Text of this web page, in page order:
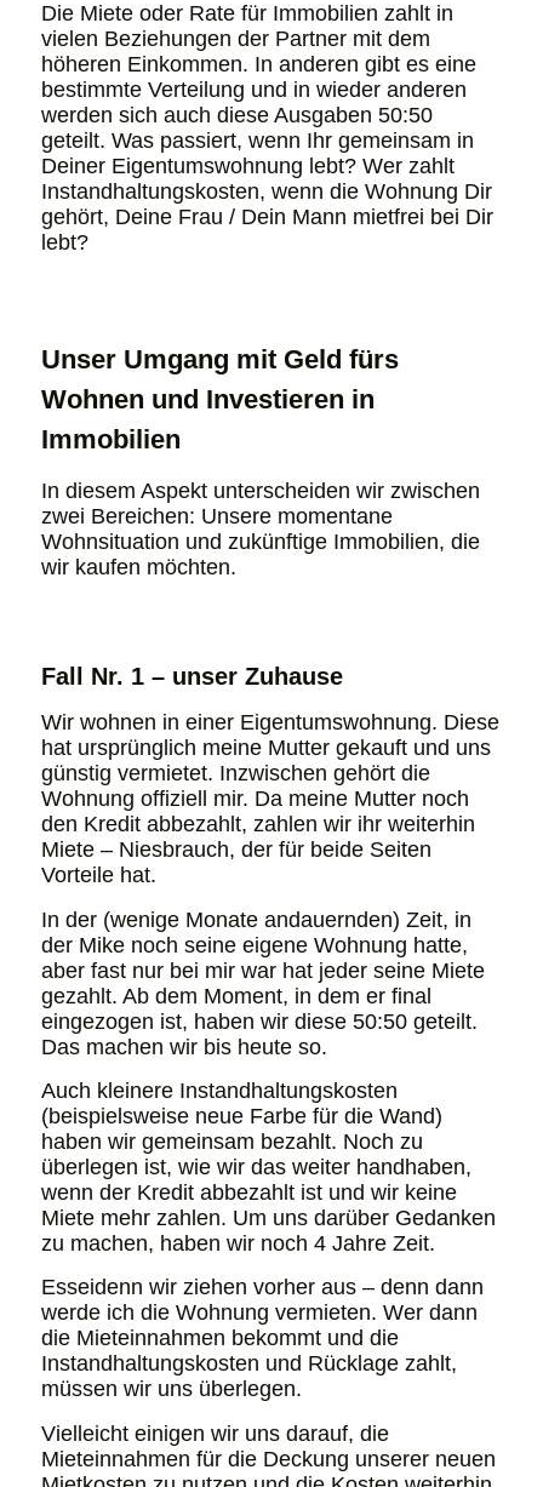
Die Miete oder Rate für Immobilien zahlt in
vielen Beziehungen der Partner mit dem
höheren Einkommen. In anderen gibt es eine
bestimmte Verteilung und in wieder anderen
werden sich auch diese Ausgaben 50:50
geteilt. Was passiert, wenn Ihr gemeinsam in
Deiner Eigentumswohnung lebt? Wer zahlt
Instandhaltungskosten, wenn die Wohnung Dir
gehört, Deine Frau / Dein Mann mietfrei bei Dir
lebt?
Unser Umgang mit Geld fürs
Wohnen und Investieren in
Immobilien
In diesem Aspekt unterscheiden wir zwischen
zwei Bereichen: Unsere momentane
Wohnsituation und zukünftige Immobilien, die
wir kaufen möchten.
Fall Nr. 1 – unser Zuhause
Wir wohnen in einer Eigentumswohnung. Diese
hat ursprünglich meine Mutter gekauft und uns
günstig vermietet. Inzwischen gehört die
Wohnung offiziell mir. Da meine Mutter noch
den Kredit abbezahlt, zahlen wir ihr weiterhin
Miete – Niesbrauch, der für beide Seiten
Vorteile hat.
In der (wenige Monate andauernden) Zeit, in
der Mike noch seine eigene Wohnung hatte,
aber fast nur bei mir war hat jeder seine Miete
gezahlt. Ab dem Moment, in dem er final
eingezogen ist, haben wir diese 50:50 geteilt.
Das machen wir bis heute so.
Auch kleinere Instandhaltungskosten
(beispielsweise neue Farbe für die Wand)
haben wir gemeinsam bezahlt. Noch zu
überlegen ist, wie wir das weiter handhaben,
wenn der Kredit abbezahlt ist und wir keine
Miete mehr zahlen. Um uns darüber Gedanken
zu machen, haben wir noch 4 Jahre Zeit.
Esseidenn wir ziehen vorher aus – denn dann
werde ich die Wohnung vermieten. Wer dann
die Mieteinnahmen bekommt und die
Instandhaltungskosten und Rücklage zahlt,
müssen wir uns überlegen.
Vielleicht einigen wir uns darauf, die
Mieteinnahmen für die Deckung unserer neuen